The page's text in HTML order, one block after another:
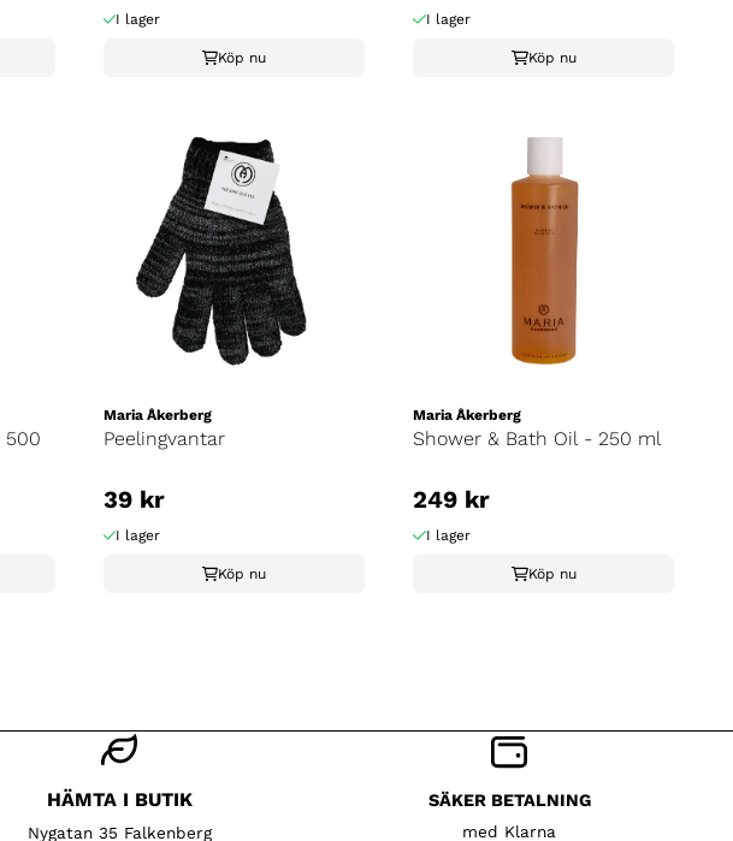
I lager
Köp nu
I lager
Köp nu
500
Maria Åkerberg
Peelingvantar
39 kr
I lager
Köp nu
Maria Åkerberg
Shower & Bath Oil - 250 ml
249 kr
I lager
Köp nu
HÄMTA I BUTIK
Nygatan 35 Falkenberg
SÄKER BETALNING
med Klarna